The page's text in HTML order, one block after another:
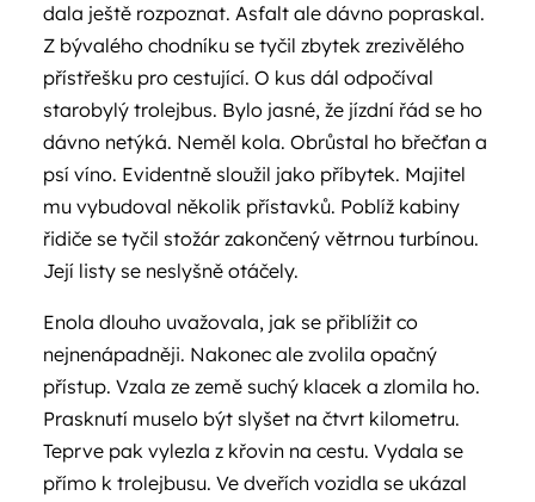
dala ještě rozpoznat. Asfalt ale dávno popraskal.
Z bývalého chodníku se tyčil zbytek zrezivělého
přístřešku pro cestující. O kus dál odpočíval
starobylý trolejbus. Bylo jasné, že jízdní řád se ho
dávno netýká. Neměl kola. Obrůstal ho břečťan a
psí víno. Evidentně sloužil jako příbytek. Majitel
mu vybudoval několik přístavků. Poblíž kabiny
řidiče se tyčil stožár zakončený větrnou turbínou.
Její listy se neslyšně otáčely.
Enola dlouho uvažovala, jak se přiblížit co
nejnenápadněji. Nakonec ale zvolila opačný
přístup. Vzala ze země suchý klacek a zlomila ho.
Prasknutí muselo být slyšet na čtvrt kilometru.
Teprve pak vylezla z křovin na cestu. Vydala se
přímo k trolejbusu. Ve dveřích vozidla se ukázal